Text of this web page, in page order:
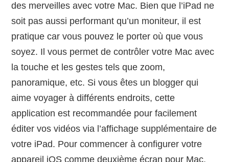
des merveilles avec votre Mac. Bien que l’iPad ne
soit pas aussi performant qu’un moniteur, il est
pratique car vous pouvez le porter où que vous
soyez. Il vous permet de contrôler votre Mac avec
la touche et les gestes tels que zoom,
panoramique, etc. Si vous êtes un blogger qui
aime voyager à différents endroits, cette
application est recommandée pour facilement
éditer vos vidéos via l’affichage supplémentaire de
votre iPad. Pour commencer à configurer votre
appareil iOS comme deuxième écran pour Mac,